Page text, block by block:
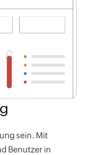
sein. Mit
Benutzer in